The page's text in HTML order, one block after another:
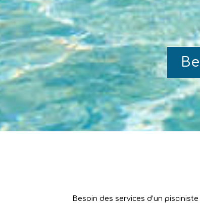
Besoin des services d’un